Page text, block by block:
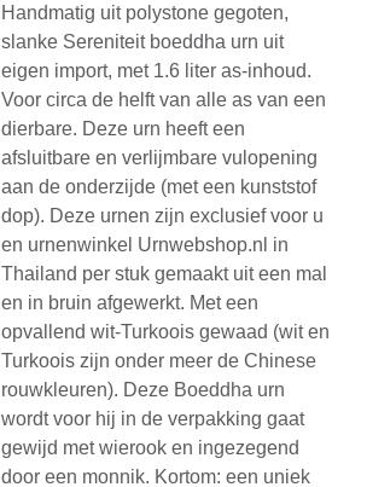
Handmatig uit polystone gegoten,
slanke Sereniteit boeddha urn uit
eigen import, met 1.6 liter as-inhoud.
Voor circa de helft van alle as van een
dierbare. Deze urn heeft een
afsluitbare en verlijmbare vulopening
aan de onderzijde (met een kunststof
dop). Deze urnen zijn exclusief voor u
en urnenwinkel Urnwebshop.nl in
Thailand per stuk gemaakt uit een mal
en in bruin afgewerkt. Met een
opvallend wit-Turkoois gewaad (wit en
Turkoois zijn onder meer de Chinese
rouwkleuren). Deze Boeddha urn
wordt voor hij in de verpakking gaat
gewijd met wierook en ingezegend
door een monnik. Kortom: een uniek